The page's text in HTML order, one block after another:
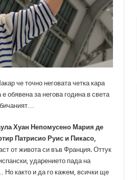
че точно неговата четка кара
е обявена за негова година в света
Хуан Непомусено Мария де
Патрисио Руис и Пикасо,
от живота си във Франция. Оттук
ударението пада на
Но както и да го кажем, всички ще